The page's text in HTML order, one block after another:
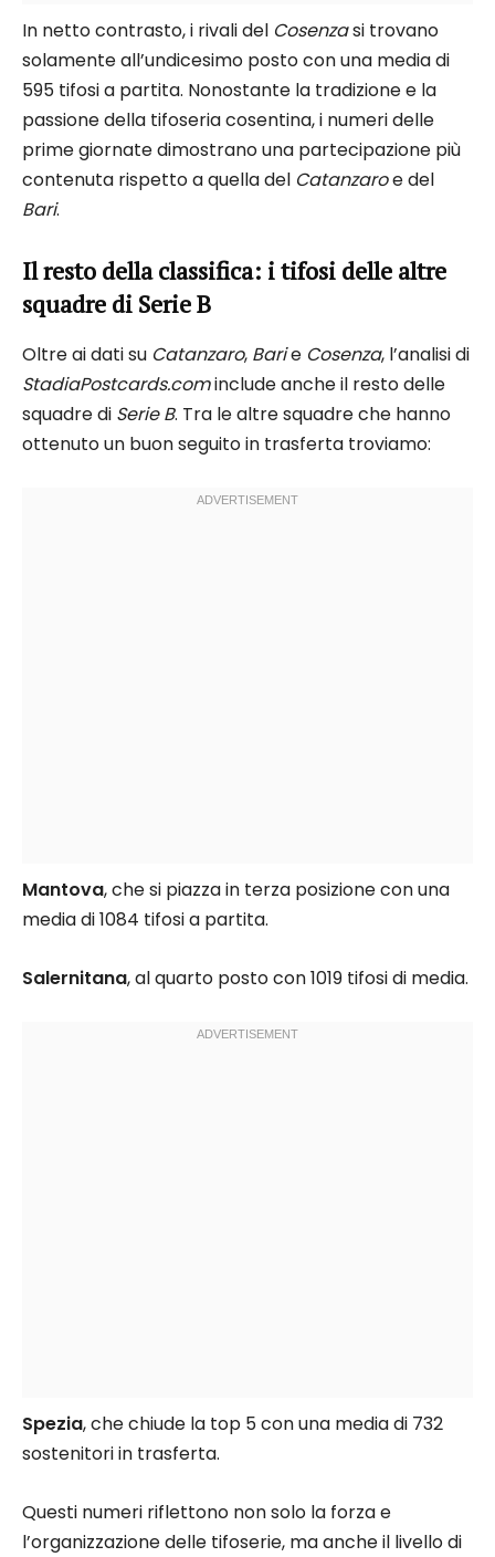
In netto contrasto, i rivali del Cosenzasi trovano
solamente all’undicesimo posto con una media di
595 tifosi a partita. Nonostante la tradizione e la
passione della tifoseria cosentina, i numeri delle
prime giornate dimostrano una partecipazione più
contenuta rispetto a quella del Catanzaroe del
Bari.
Il resto della classifica: i tifosi delle altre
squadre di Serie B
Oltre ai dati su Catanzaro, Barie Cosenza, l’analisi di
StadiaPostcards.cominclude anche il resto delle
squadre di Serie B. Tra le altre squadre che hanno
ottenuto un buon seguito in trasferta troviamo:
Mantova, che si piazza in terza posizione con una
media di 1084 tifosi a partita.
Salernitana, al quarto posto con 1019 tifosi di media.
Spezia, che chiude la top 5 con una media di 732
sostenitori in trasferta.
Questi numeri riflettono non solo la forza e
l’organizzazione delle tifoserie, ma anche il livello di